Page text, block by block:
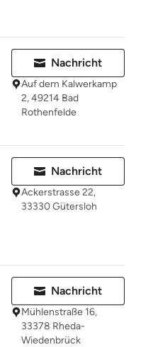
Nachricht
Auf dem Kalwerkamp
2, 49214 Bad
Rothenfelde
Nachricht
Ackerstrasse 22,
33330 Gütersloh
Nachricht
Mühlenstraße 16,
33378 Rheda-
Wiedenbrück